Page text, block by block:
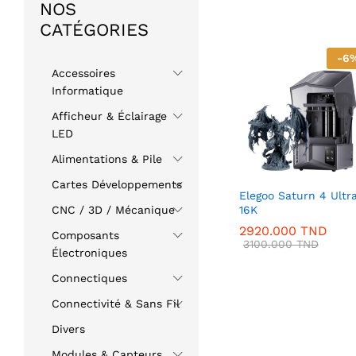
-6
Elegoo Saturn 4
16K
2920.000 TND
3100.000TND
NOS
CATÉGORIES
Accessoires
Informatique
Afficheur & Éclairage
LED
Alimentations & Pile
Cartes Développements
CNC / 3D / Mécanique
Composants
Électroniques
Connectiques
Connectivité & Sans Fil
Divers